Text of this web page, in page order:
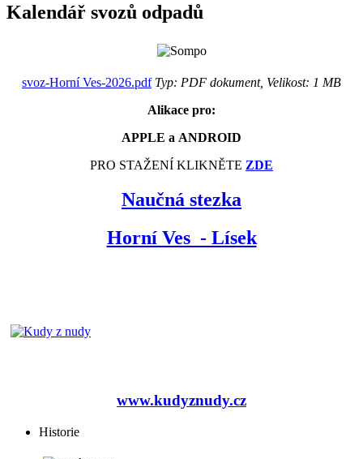
Kalendář svozů odpadů
svoz-Horní Ves-2026.pdfTyp: PDF dokument, Velikost: 1 MB
Alikace pro:
APPLE a ANDROID
PRO STAŽENÍ KLIKNĚTE ZDE
Naučná stezka
Horní Ves - Lísek
www.kudyznudy.cz
Historie